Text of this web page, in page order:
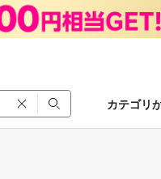
カテゴリ